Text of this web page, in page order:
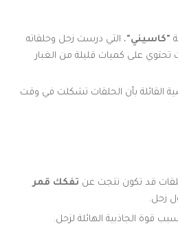
"كاسيني"، التي درست زحل وحلقاته
الحلقات تحتوي على كميات قليلة من الغبار
القائلة بأن الحلقات تشكلت في وقت
قد تكون نتجت عن تفكك قمر
زحل.
قوة الجاذبية الهائلة لزحل.